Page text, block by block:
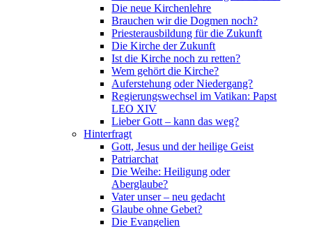
Die neue Kirchenlehre
Brauchen wir die Dogmen noch?
Priesterausbildung für die Zukunft
Die Kirche der Zukunft
Ist die Kirche noch zu retten?
Wem gehört die Kirche?
Auferstehung oder Niedergang?
Regierungswechsel im Vatikan: Papst
LEO XIV
Lieber Gott – kann das weg?
Hinterfragt
Gott, Jesus und der heilige Geist
Patriarchat
Die Weihe: Heiligung oder
Aberglaube?
Vater unser – neu gedacht
Glaube ohne Gebet?
Die Evangelien